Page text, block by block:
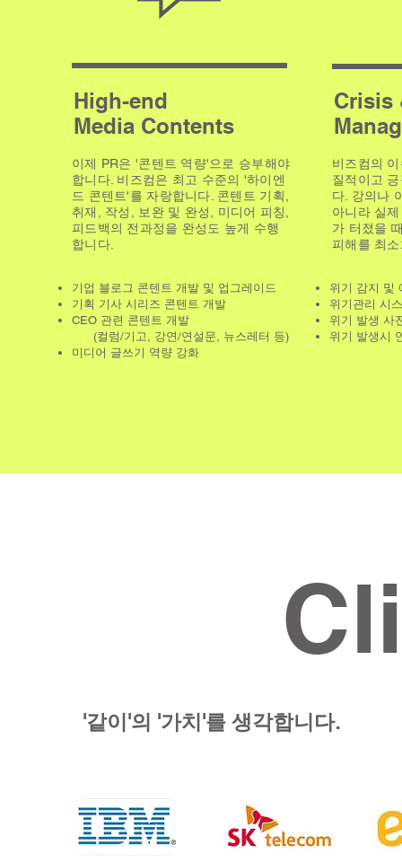
High-end
Media Contents
이제 PR은 '콘텐트 역량'으로 승부해야
합니다. 비즈컴은 최고 수준의 '하이엔
드 콘텐트'를 자랑합니다. 콘텐트 기획,
취재, 작성, 보완 및 완성, 미디어 피칭,
피드백의 전과정을 완성도 높게 수행
합니다.
기업 블로그 콘텐트 개발 및 업그레이드
기획 기사 시리즈 콘텐트 개발
CEO 관련 콘텐트 개발
​ (컬럼/기고, 강연/연설문, 뉴스레터 등)
​미디어 글쓰기 역량 강화
Crisis
비즈컴의
질적이고
다. 강의나
아니라 실
가 터졌을
피해를 최
위기 감지 및
위기관리 시
위기 발생 사
위기 발생시
'같이'의 '가치'를 생각합니다.